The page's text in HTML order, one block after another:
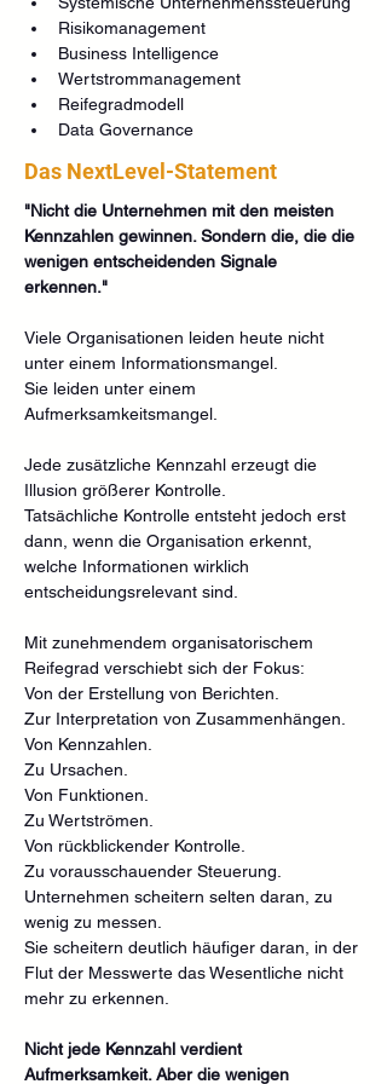
Risikomanagement
Business Intelligence
Wertstrommanagement
Reifegradmodell
Data Governance
Das NextLevel-Statement
"Nicht die Unternehmen mit den meisten
Kennzahlen gewinnen. Sondern die, die die
wenigen entscheidenden Signale
erkennen."
Viele Organisationen leiden heute nicht
unter einem Informationsmangel.
Sie leiden unter einem
Aufmerksamkeitsmangel.
Jede zusätzliche Kennzahl erzeugt die
Illusion größerer Kontrolle.
Tatsächliche Kontrolle entsteht jedoch erst
dann, wenn die Organisation erkennt,
welche Informationen wirklich
entscheidungsrelevant sind.
Mit zunehmendem organisatorischem
Reifegrad verschiebt sich der Fokus:
Von der Erstellung von Berichten.
Zur Interpretation von Zusammenhängen.
Von Kennzahlen.
Zu Ursachen.
Von Funktionen.
Zu Wertströmen.
Von rückblickender Kontrolle.
Zu vorausschauender Steuerung.
Unternehmen scheitern selten daran, zu
wenig zu messen.
Sie scheitern deutlich häufiger daran, in der
Flut der Messwerte das Wesentliche nicht
mehr zu erkennen.
Nicht jede Kennzahl verdient
Aufmerksamkeit. Aber die wenigen